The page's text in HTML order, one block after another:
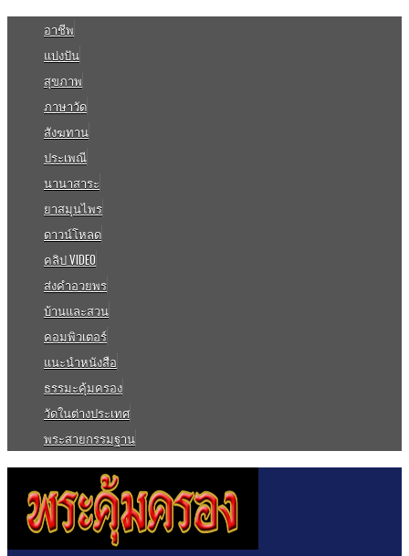
อาชีพ
แบ่งปัน
สุขภาพ
ภาษาวัด
สังฆทาน
ประเพณี
นานาสาระ
ยาสมุนไพร
ดาวน์โหลด
คลิป VIDEO
ส่งคำอวยพร
บ้านและสวน
คอมพิวเตอร์
แนะนำหนังสือ
ธรรมะคุ้มครอง
วัดในต่างประเทศ
พระสายกรรมฐาน